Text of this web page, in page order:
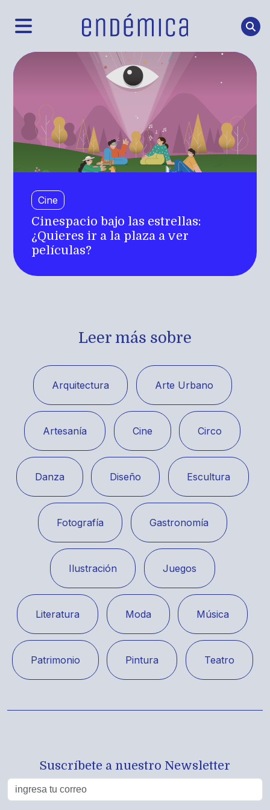
Cine
Cinespacio bajo las estrellas:
¿Quieres ir a la plaza a ver
películas?
Leer más sobre
Arquitectura Arte Urbano
Artesanía Cine Circo
Danza Diseño Escultura
Fotografía Gastronomía
Ilustración Juegos
Literatura Moda Música
Patrimonio Pintura Teatro
Suscríbete a nuestro Newsletter